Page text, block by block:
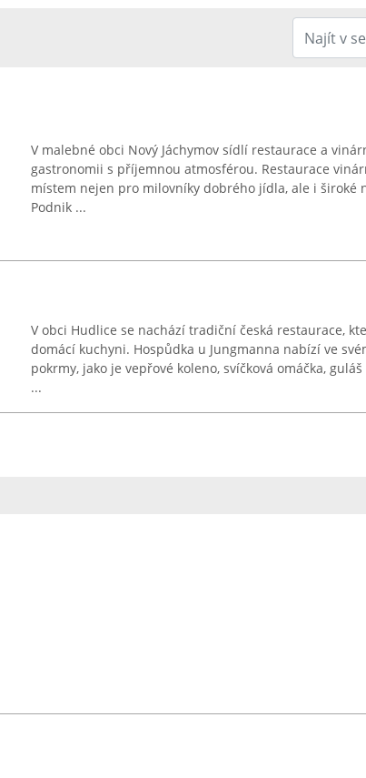
V malebné obci Nový Jáchymov sídlí restaurace a
gastronomii s příjemnou atmosférou. Restaurace
místem nejen pro milovníky dobrého jídla, ale i široké
Podnik ...
V obci Hudlice se nachází tradiční česká restaurace,
domácí kuchyni. Hospůdka u Jungmanna nabízí ve
pokrmy, jako je vepřové koleno, svíčková omáčka,
...